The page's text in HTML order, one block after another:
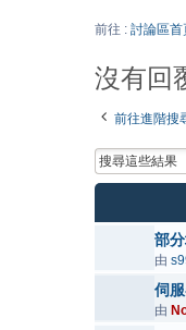
前往 : 討論區首
沒有回
前往進階搜
部
由
伺
由